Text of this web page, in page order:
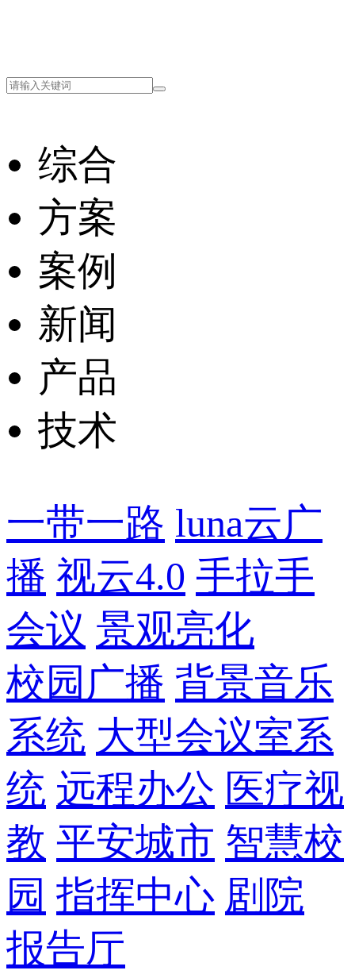
综合
方案
案例
新闻
产品
技术
一带一路 luna云广
播 视云4.0 手拉手
会议 景观亮化
校园广播 背景音乐
系统 大型会议室系
统 远程办公 医疗视
教 平安城市 智慧校
园 指挥中心 剧院
报告厅